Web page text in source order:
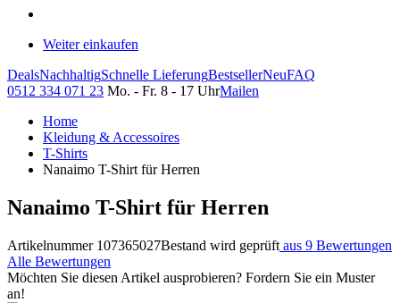
Weiter einkaufen
DealsNachhaltigSchnelle LieferungBestsellerNeuFAQ
0512 334 071 23 Mo. - Fr. 8 - 17 UhrMailen
Home
Kleidung & Accessoires
T-Shirts
Nanaimo T-Shirt für Herren
Nanaimo T-Shirt für Herren
Artikelnummer 107365027Bestand wird geprüft aus 9 Bewertungen
Alle Bewertungen
Möchten Sie diesen Artikel ausprobieren? Fordern Sie ein Muster
an!